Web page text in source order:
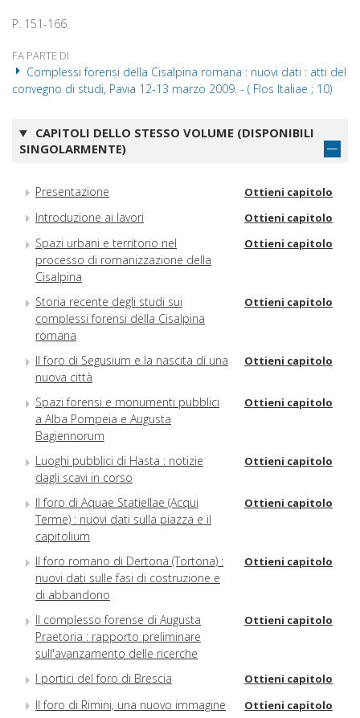
P. 151-166
FA PARTE DI
Complessi forensi della Cisalpina romana : nuovi dati : atti del
convegno di studi, Pavia 12-13 marzo 2009. - ( Flos Italiae ; 10)
CAPITOLI DELLO STESSO VOLUME (DISPONIBILI
SINGOLARMENTE)
Presentazione Ottieni capitolo
Introduzione ai lavori Ottieni capitolo
Spazi urbani e territorio nel
processo di romanizzazione della
Cisalpina
Ottieni capitolo
Storia recente degli studi sui
complessi forensi della Cisalpina
romana
Ottieni capitolo
Il foro di Segusium e la nascita di una
nuova città
Ottieni capitolo
Spazi forensi e monumenti pubblici
a Alba Pompeia e Augusta
Bagiennorum
Ottieni capitolo
Luoghi pubblici di Hasta : notizie
dagli scavi in corso
Ottieni capitolo
Il foro di Aquae Statiellae (Acqui
Terme) : nuovi dati sulla piazza e il
capitolium
Ottieni capitolo
Il foro romano di Dertona (Tortona) :
nuovi dati sulle fasi di costruzione e
di abbandono
Ottieni capitolo
Il complesso forense di Augusta
Praetoria : rapporto preliminare
sull'avanzamento delle ricerche
Ottieni capitolo
I portici del foro di Brescia Ottieni capitolo
Il foro di Rimini, una nuovo immagine Ottieni capitolo